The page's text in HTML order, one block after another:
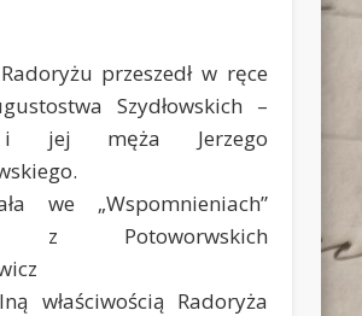
przeszedł w ręce
Szydłowskich –
jej męża Jerzego
we „Wspomnieniach”
z Potoworwskich
właściwością Radoryża